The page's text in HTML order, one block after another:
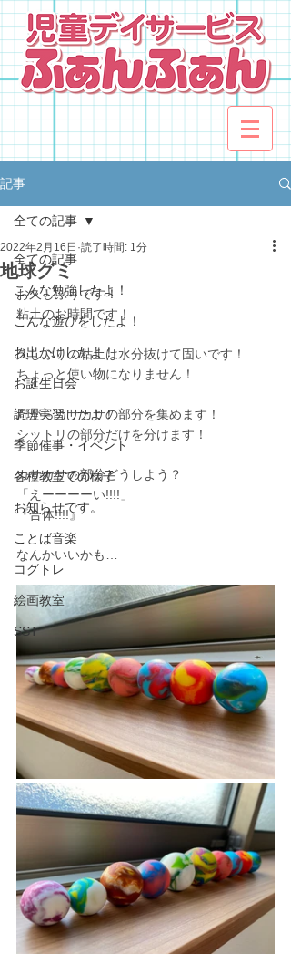
記事
全ての記事
こんな勉強したよ！
こんな遊びをしたよ！
お出かけしたよ！
お誕生日会
調理実習したよ！
季節催事・イベント
各種教室での様子
お知らせです。
ことば音楽
コグトレ
絵画教室
SST
全ての記事
地球グミ
2022年2月16日 読了時間: 1分
お久しぶりです！
粘土のお時間です！
久しぶりの粘土は水分抜けて固いです！
ちょっと使い物になりません！
だからカサカサの部分を集めます！
シットリの部分だけを分けます！
カサカサの部分どうしよう？
「えーーーーい!!!!」
『合体!!!!』
なんかいいかも…